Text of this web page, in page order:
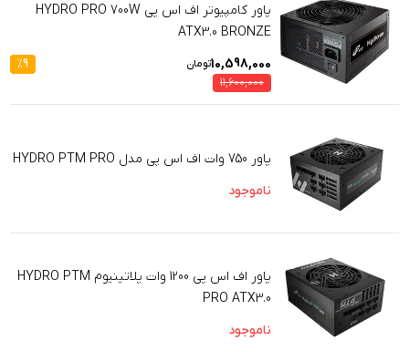
پاور کامپیوتر اف اس پی HYDRO PRO 700W
ATX3.0 BRONZE
10,598,000تومان 9
%
11,600,000
پاور 750 وات اف اس پی مدل HYDRO PTM PRO
ناموجود
پاور اف اس پی 1200 وات پلاتینیوم HYDRO PTM
PRO ATX3.0
ناموجود